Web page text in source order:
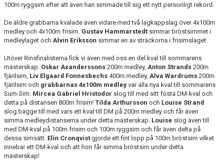
100m ryggsim efter att även han simmade till sig ett nytt personligt rekord.
De äldre grabbarna kvalade även vidare med två lagkappslag över 4x100m
medley och 4x100m frisim. Gustav Hammarstedt simmar bröstsimmet i
medleylaget och Alvin Eriksson simmar en av sträckorna i frisimslaget.
Utöver Rinsfinalisterna fick vi även med oss en del kval till sommarens
mästerskap. Oskar Axanderssons 200m medley, Anton Strands 200m
fjärilsim, Liv Elgaard Fonnesbechs 400m medley, Alva Wardrums 200m
fjärilsim och grabbarnas 4x100m medley var alla nya kval till sommarens
Sum-Sim. Mircea Gabriel Hristodor slog till med sitt fösta DM-kval och
detta på distansen 800m frisim! Tilda Arthursson och Louise Strand
slog bägge till med vars ett kval till DM på 200m medley och får även
simma medleydistanserna under detta mästerskap. Louise slog även till
med DM-kval på 100m frisim och 100m ryggsim och får även delta på
dessa simsätt. Elin Cronqvist gjorde ett fint lopp på 100m bröstsim vilket
innebar ett DM-kval och att hon får simma bröstsim under detta
mästerskap!